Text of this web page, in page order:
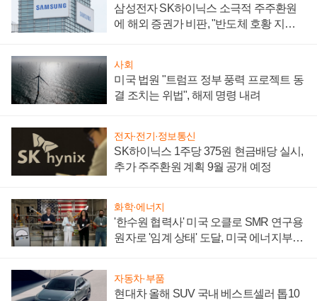
삼성전자 SK하이닉스 소극적 주주환원
에 해외 증권가 비판, "반도체 호황 지속
사회
미국 법원 "트럼프 정부 풍력 프로젝트 동
결 조치는 위법", 해제 명령 내려
전자·전기·정보통신
SK하이닉스 1주당 375원 현금배당 실시,
추가 주주환원 계획 9월 공개 예정
화학·에너지
'한수원 협력사' 미국 오클로 SMR 연구용
원자로 '임계 상태' 도달, 미국 에너지부
자동차·부품
현대차 올해 SUV 국내 베스트셀러 톱10